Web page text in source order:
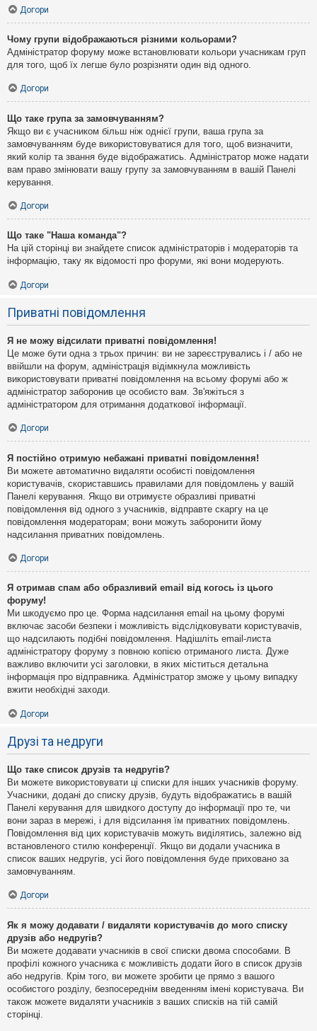
Догори
Чому групи відображаються різними кольорами?
Адміністратор форуму може встановлювати кольори учасникам груп
для того, щоб їх легше було розрізняти один від одного.
Догори
Що таке група за замовчуванням?
Якщо ви є учасником більш ніж однієї групи, ваша група за
замовчуванням буде використовуватися для того, щоб визначити,
який колір та звання буде відображатись. Адміністратор може надати
вам право змінювати вашу групу за замовчуванням в вашій Панелі
керування.
Догори
Що таке "Наша команда"?
На цій сторінці ви знайдете список адміністраторів і модераторів та
інформацію, таку як відомості про форуми, які вони модерують.
Догори
Приватні повідомлення
Я не можу відсилати приватні повідомлення!
Це може бути одна з трьох причин: ви не зареєструвались і / або не
ввійшли на форум, адміністрація відімкнула можливість
використовувати приватні повідомлення на всьому форумі або ж
адміністратор заборонив це особисто вам. Зв'яжіться з
адміністратором для отримання додаткової інформації.
Догори
Я постійно отримую небажані приватні повідомлення!
Ви можете автоматично видаляти особисті повідомлення
користувачів, скориставшись правилами для повідомлень у вашій
Панелі керування. Якщо ви отримуєте образливі приватні
повідомлення від одного з учасників, відправте скаргу на це
повідомлення модераторам; вони можуть заборонити йому
надсилання приватних повідомлень.
Догори
Я отримав спам або образливий email від когось із цього
форуму!
Ми шкодуємо про це. Форма надсилання email на цьому форумі
включає засоби безпеки і можливість відслідковувати користувачів,
що надсилають подібні повідомлення. Надішліть email-листа
адміністратору форуму з повною копією отриманого листа. Дуже
важливо включити усі заголовки, в яких міститься детальна
інформація про відправника. Адміністратор зможе у цьому випадку
вжити необхідні заходи.
Догори
Друзі та недруги
Що таке список друзів та недругів?
Ви можете використовувати ці списки для інших учасників форуму.
Учасники, додані до списку друзів, будуть відображатись в вашій
Панелі керування для швидкого доступу до інформації про те, чи
вони зараз в мережі, і для відсилання їм приватних повідомлень.
Повідомлення від цих користувачів можуть виділятись, залежно від
встановленого стилю конференції. Якщо ви додали учасника в
список ваших недругів, усі його повідомлення буде приховано за
замовчуванням.
Догори
Як я можу додавати / видаляти користувачів до мого списку
друзів або недругів?
Ви можете додавати учасників в свої списки двома способами. В
профілі кожного учасника є можливість додати його в список друзів
або недругів. Крім того, ви можете зробити це прямо з вашого
особистого розділу, безпосереднім введенням імені користувача. Ви
також можете видаляти учасників з ваших списків на тій самій
сторінці.